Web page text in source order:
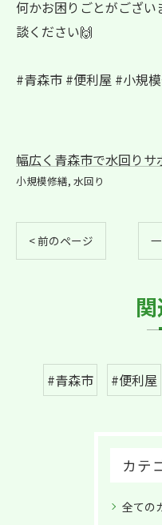
何かお困りごとがござ
談ください🙌
#青森市 #便利屋 #小規
幅広く青森市で水回りサ
小規模修繕 水回り
< 前のページ
#青森市 #便利屋
カテ
全ての